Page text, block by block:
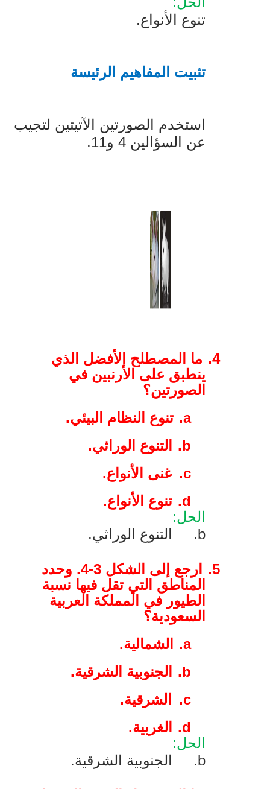
تنوع الأنواع.
تثبيت المفاهيم الرئيسة
استخدم الصورتين الآتيتين لتجيب
عن السؤالين 4 و11.
4.
ما المصطلح الأفضل الذي
ينطبق على الأرنبين في
الصورتين؟
a.
تنوع النظام البيئي.
b.
التنوع الوراثي.
c.
غنى الأنواع.
d.
تنوع الأنواع.
الحل:
b
. التنوع الوراثي.
5.
ارجع إلى الشكل 3-4. وحدد
المناطق التي تقل فيها نسبة
الطيور في المملكة العربية
السعودية؟
a.
الشمالية.
b.
الجنوبية الشرقية.
c.
الشرقية.
d.
الغربية.
الحل:
b
. الجنوبية الشرقية.